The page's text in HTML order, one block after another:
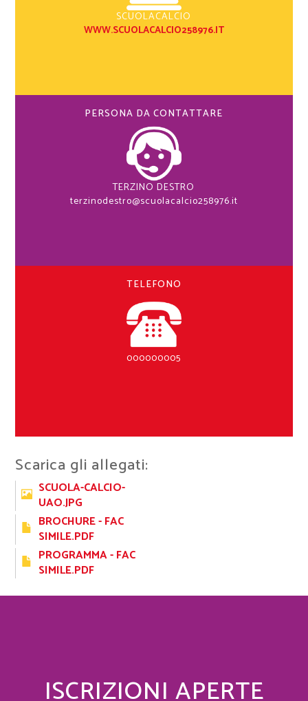
SCUOLACALCIO
WWW.SCUOLACALCIO258976.IT
PERSONA DA CONTATTARE
TERZINO DESTRO
terzinodestro@scuolacalcio258976.it
TELEFONO
000000005
Scarica gli allegati:
SCUOLA-CALCIO-
UAO.JPG
BROCHURE - FAC
SIMILE.PDF
PROGRAMMA - FAC
SIMILE.PDF
ISCRIZIONI APERTE